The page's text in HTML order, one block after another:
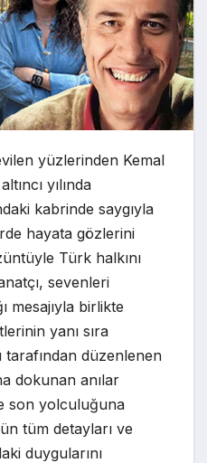
yüzlerinden Kemal
yılında
kabrinde saygıyla
hayata gözlerini
Türk halkını
sevenleri
mesajıyla birlikte
yanı sıra
tarafından düzenlenen
dokunan anılar
son yolculuğuna
tüm detayları ve
duygularını